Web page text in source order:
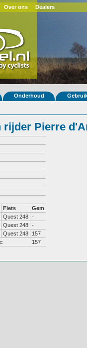
Over ons Dealers
Onderhoud
rijder Pierre
Fiets
Gem
Quest 248 -
Quest 248 -
Quest 248
157
157